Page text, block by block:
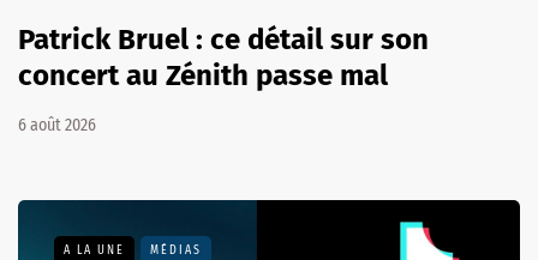
Patrick Bruel : ce détail sur son
concert au Zénith passe mal
6 août 2026
A LA UNE MÉDIAS